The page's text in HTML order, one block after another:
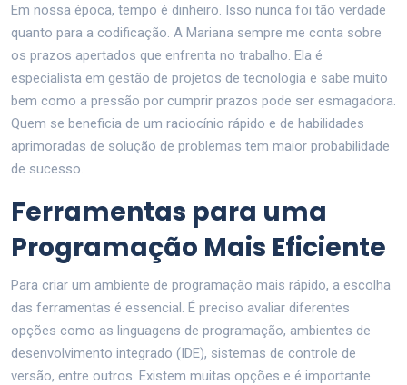
Em nossa época, tempo é dinheiro. Isso nunca foi tão verdade
quanto para a codificação. A Mariana sempre me conta sobre
os prazos apertados que enfrenta no trabalho. Ela é
especialista em gestão de projetos de tecnologia e sabe muito
bem como a pressão por cumprir prazos pode ser esmagadora.
Quem se beneficia de um raciocínio rápido e de habilidades
aprimoradas de solução de problemas tem maior probabilidade
de sucesso.
Ferramentas para uma
Programação Mais Eficiente
Para criar um ambiente de programação mais rápido, a escolha
das ferramentas é essencial. É preciso avaliar diferentes
opções como as linguagens de programação, ambientes de
desenvolvimento integrado (IDE), sistemas de controle de
versão, entre outros. Existem muitas opções e é importante